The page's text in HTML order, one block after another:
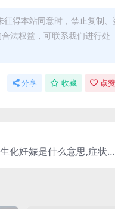
得本站同意时，禁止复制、
法权益，可联系我们进行处
分享 收藏 点
化妊娠是什么意思,症状